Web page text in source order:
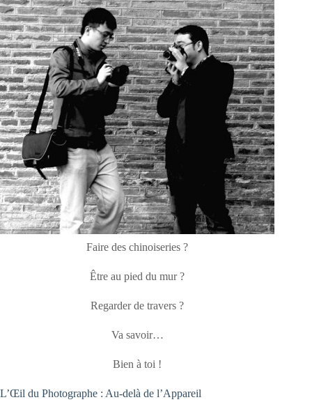
Faire des chinoiseries ?
Être au pied du mur ?
Regarder de travers ?
Va savoir…
Bien à toi !
L’Œil du Photographe : Au-delà de l’Appareil